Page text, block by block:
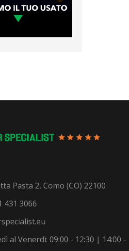
Pasta 2, Como (CO) 22100
431 3066
al Venerdì: 09:00 - 12:30 | 14:00 -